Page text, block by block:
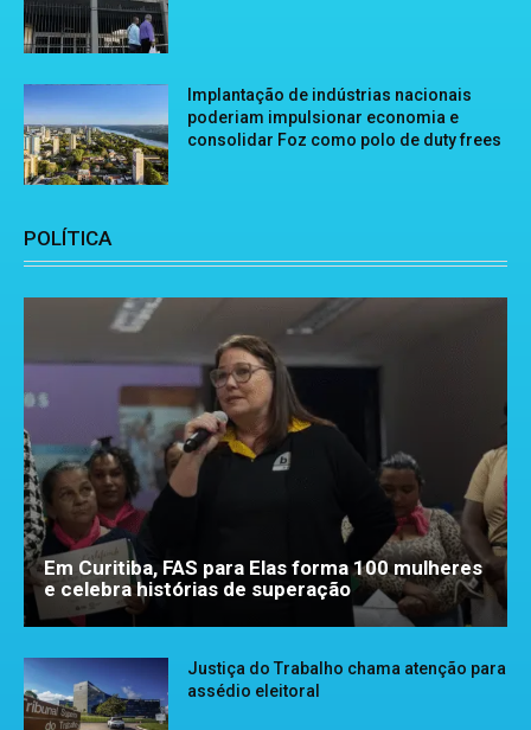
Implantação de indústrias nacionais
poderiam impulsionar economia e
consolidar Foz como polo de duty frees
POLÍTICA
Em Curitiba, FAS para Elas forma 100 mulheres
e celebra histórias de superação
Justiça do Trabalho chama atenção para
assédio eleitoral